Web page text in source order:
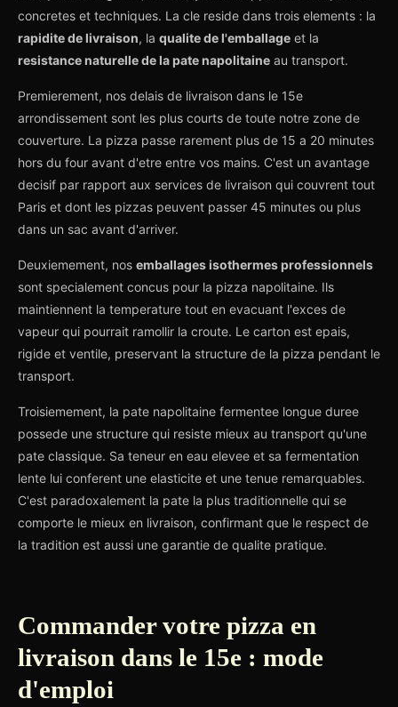
concretes et techniques. La cle reside dans trois elements : la
rapidite de livraison, la qualite de l'emballage et la
resistance naturelle de la pate napolitaine au transport.
Premierement, nos delais de livraison dans le 15e
arrondissement sont les plus courts de toute notre zone de
couverture. La pizza passe rarement plus de 15 a 20 minutes
hors du four avant d'etre entre vos mains. C'est un avantage
decisif par rapport aux services de livraison qui couvrent tout
Paris et dont les pizzas peuvent passer 45 minutes ou plus
dans un sac avant d'arriver.
Deuxiemement, nos emballages isothermes professionnels
sont specialement concus pour la pizza napolitaine. Ils
maintiennent la temperature tout en evacuant l'exces de
vapeur qui pourrait ramollir la croute. Le carton est epais,
rigide et ventile, preservant la structure de la pizza pendant le
transport.
Troisiemement, la pate napolitaine fermentee longue duree
possede une structure qui resiste mieux au transport qu'une
pate classique. Sa teneur en eau elevee et sa fermentation
lente lui conferent une elasticite et une tenue remarquables.
C'est paradoxalement la pate la plus traditionnelle qui se
comporte le mieux en livraison, confirmant que le respect de
la tradition est aussi une garantie de qualite pratique.
Commander votre pizza en
livraison dans le 15e : mode
d'emploi